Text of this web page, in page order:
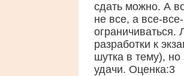
сдать можно. А
не все, а все-
ограничиваться.
разработки к
шутка в тему),
удачи. Oценка:3